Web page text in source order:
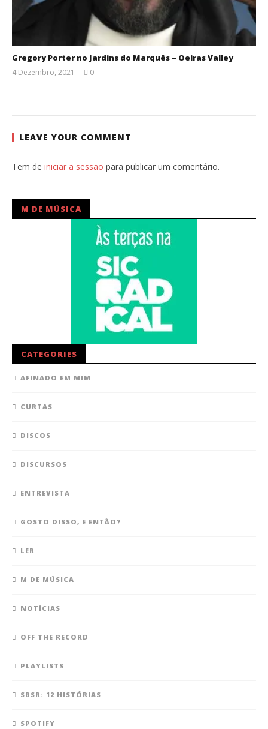
Gregory Porter no Jardins do Marquês – Oeiras Valley
4 Dezembro, 2021
0
LEAVE YOUR COMMENT
Tem de iniciar a sessão para publicar um comentário.
M DE MÚSICA
CATEGORIES
AFINADO EM MIM
CURTAS
DISCOS
DISCURSOS
ENTREVISTA
GOSTO DISSO, E ENTÃO?
LER
M DE MÚSICA
NOTÍCIAS
OFF THE RECORD
PLAYLISTS
SBSR: 12 HISTÓRIAS
SPOTIFY